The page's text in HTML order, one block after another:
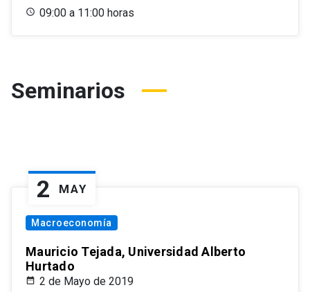
09:00 a 11:00 horas
Seminarios
2 MAY
Macroeconomía
Mauricio Tejada, Universidad Alberto
Hurtado
2 de Mayo de 2019